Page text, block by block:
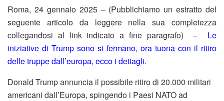
Roma, 24 gennaio 2025 – (Pubblichiamo un estratto del
seguente articolo da leggere nella sua completezza
collegandosi al link indicato a fine paragrafo) –
Le
iniziative di Trump sono si fermano, ora tuona con il ritiro
delle truppe dall’europa, ecco i dettagli.
Donald Trump annuncia il possibile ritiro di 20.000 militari
americani dall’Europa, spingendo i Paesi NATO ad